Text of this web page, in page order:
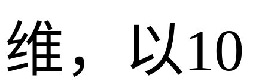
维，以10